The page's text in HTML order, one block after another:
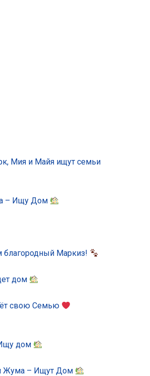
Мия и Майя ищут семьи
– Ищу Дом
Маркиз!
дом
свою Семью
дом
Жума – Ищут Дом